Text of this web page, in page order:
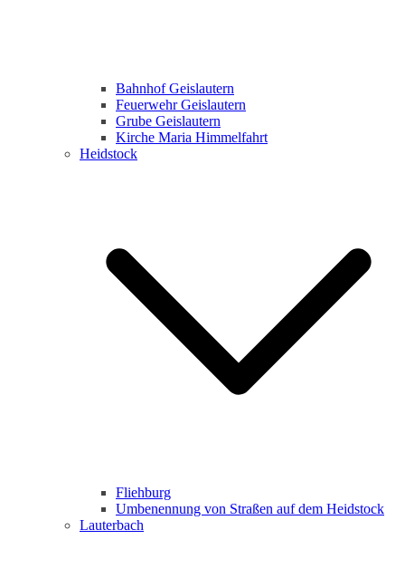
Bahnhof Geislautern
Feuerwehr Geislautern
Grube Geislautern
Kirche Maria Himmelfahrt
Heidstock
Fliehburg
Umbenennung von Straßen auf dem Heidstock
Lauterbach